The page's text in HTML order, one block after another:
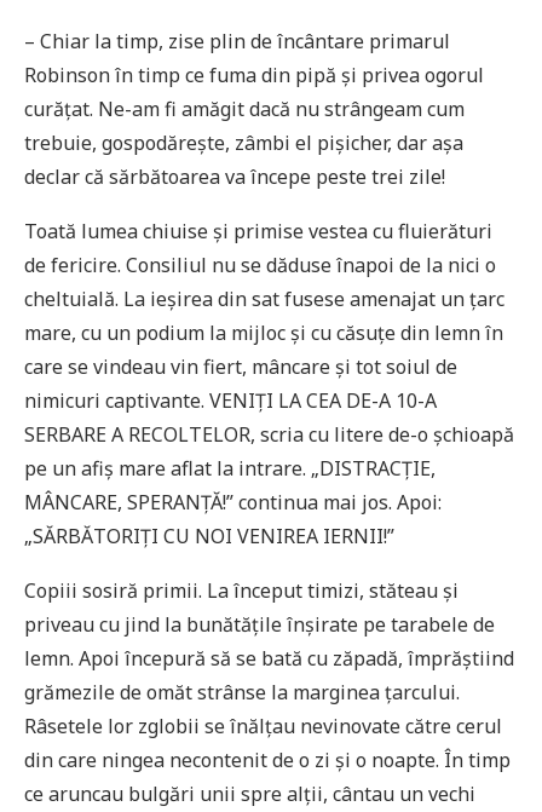
– Chiar la timp, zise plin de încântare primarul
Robinson în timp ce fuma din pipă și privea ogorul
curățat. Ne-am fi amăgit dacă nu strângeam cum
trebuie, gospodărește, zâmbi el pișicher, dar așa
declar că sărbătoarea va începe peste trei zile!
Toată lumea chiuise și primise vestea cu fluierături
de fericire. Consiliul nu se dăduse înapoi de la nici o
cheltuială. La ieșirea din sat fusese amenajat un țarc
mare, cu un podium la mijloc și cu căsuțe din lemn în
care se vindeau vin fiert, mâncare și tot soiul de
nimicuri captivante. VENIȚI LA CEA DE-A 10-A
SERBARE A RECOLTELOR, scria cu litere de-o șchioapă
pe un afiș mare aflat la intrare. „DISTRACȚIE,
MÂNCARE, SPERANȚĂ!” continua mai jos. Apoi:
„SĂRBĂTORIȚI CU NOI VENIREA IERNII!”
Copiii sosiră primii. La început timizi, stăteau și
priveau cu jind la bunătățile înșirate pe tarabele de
lemn. Apoi începură să se bată cu zăpadă, împrăștiind
grămezile de omăt strânse la marginea țarcului.
Râsetele lor zglobii se înălțau nevinovate către cerul
din care ningea necontenit de o zi și o noapte. În timp
ce aruncau bulgări unii spre alții, cântau un vechi